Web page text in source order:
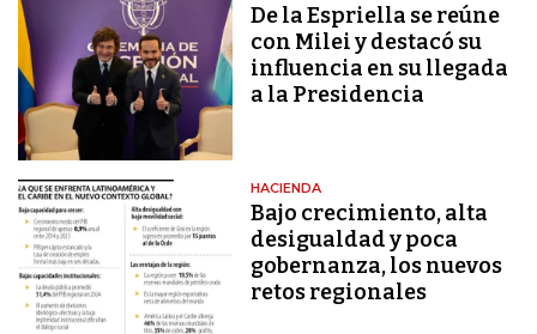
De la Espriella se reúne
con Milei y destacó su
influencia en su llegada
a la Presidencia
HACIENDA
Bajo crecimiento, alta
desigualdad y poca
gobernanza, los nuevos
retos regionales